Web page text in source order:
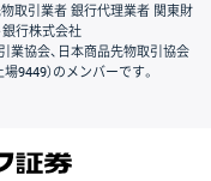
物取引業者 銀行代理業者 関東財
銀行株式会社
業協会、日本商品先物取引協会
9449）のメンバーです。